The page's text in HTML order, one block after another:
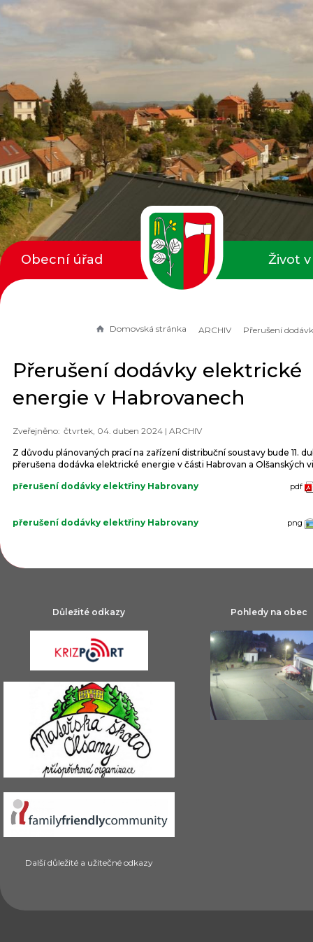
Domovská stránka ARCHIV
Přerušení dodávky elektrické
energie v Habrovanech
čtvrtek, 04. duben 2024 | ARCHIV
Z důvodu plánovaných prací na zařízení distribuční soustavy bude 11.
přerušena dodávka elektrické energie v části Habrovan a Olšanských
přerušení dodávky elektřiny Habrovany pdf
přerušení dodávky elektřiny Habrovany png
Obecní úřad Život
Důležité odkazy
Další důležité a užitečné odkazy
Pohledy na obec